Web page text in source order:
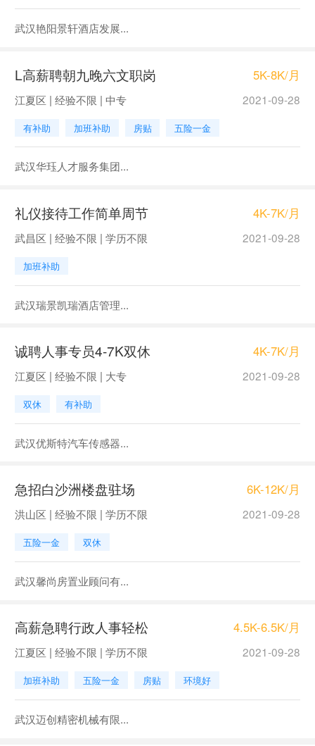
武汉艳阳景轩酒店发展...
L高薪聘朝九晚六文职岗 5K-8K/月
江夏区 | 经验不限 | 中专 2021-09-28
有补助 加班补助 房贴 五险一金
武汉华珏人才服务集团...
礼仪接待工作简单周节 4K-7K/月
武昌区 | 经验不限 | 学历不限 2021-09-28
加班补助
武汉瑞景凯瑞酒店管理...
诚聘人事专员4-7K双休 4K-7K/月
江夏区 | 经验不限 | 大专 2021-09-28
双休 有补助
武汉优斯特汽车传感器...
急招白沙洲楼盘驻场 6K-12K/月
洪山区 | 经验不限 | 学历不限 2021-09-28
五险一金 双休
武汉馨尚房置业顾问有...
高薪急聘行政人事轻松 4.5K-6.5K/月
江夏区 | 经验不限 | 学历不限 2021-09-28
加班补助 五险一金 房贴 环境好
武汉迈创精密机械有限...